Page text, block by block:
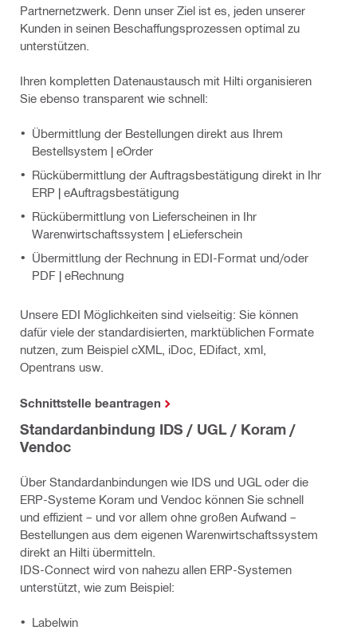
Partnernetzwerk. Denn unser Ziel ist es, jeden unserer
Kunden in seinen Beschaffungsprozessen optimal zu
unterstützen.
Ihren kompletten Datenaustausch mit Hilti organisieren
Sie ebenso transparent wie schnell:
Übermittlung der Bestellungen direkt aus Ihrem
Bestellsystem | eOrder
Rückübermittlung der Auftragsbestätigung direkt in Ihr
ERP | eAuftragsbestätigung
Rückübermittlung von Lieferscheinen in Ihr
Warenwirtschaftssystem | eLieferschein
Übermittlung der Rechnung in EDI-Format und/oder
PDF | eRechnung
Unsere EDI Möglichkeiten sind vielseitig: Sie können
dafür viele der standardisierten, marktüblichen Formate
nutzen, zum Beispiel cXML, iDoc, EDifact, xml,
Opentrans usw.
Schnittstelle beantragen
Standardanbindung IDS / UGL / Koram /
Vendoc
Über Standardanbindungen wie IDS und UGL oder die
ERP-Systeme Koram und Vendoc können Sie schnell
und effizient – und vor allem ohne großen Aufwand –
Bestellungen aus dem eigenen Warenwirtschaftssystem
direkt an Hilti übermitteln.
IDS-Connect wird von nahezu allen ERP-Systemen
unterstützt, wie zum Beispiel:
Labelwin